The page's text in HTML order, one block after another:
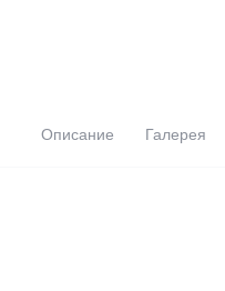
Описание Галерея